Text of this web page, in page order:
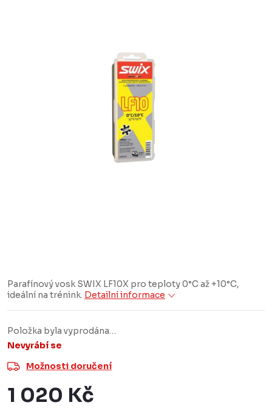
Parafínový vosk SWIX LF10X pro teploty 0°C až +10°C,
ideální na trénink. Detailní informace
Položka byla vyprodána…
Nevyrábí se
Možnosti doručení
1 020 Kč